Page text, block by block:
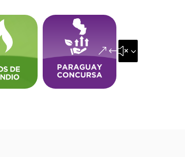
&#x35;